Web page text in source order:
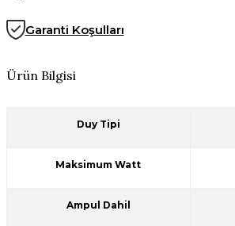
Garanti Koşulları
Ürün Bilgisi
Duy Tipi
Maksimum Watt
Ampul Dahil